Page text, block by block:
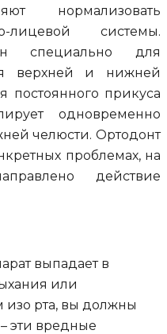
нормализовать
лицевой системы.
специально для
верхней и нижней
постоянного прикуса
одновременно
челюсти. Ортодонт
проблемах, на
действие
выпадает в
или
изо рта, вы должны
эти вредные